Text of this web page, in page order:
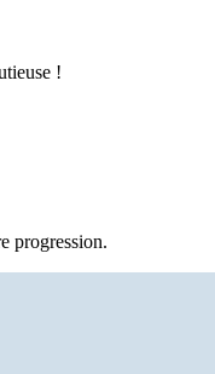
!
progression.